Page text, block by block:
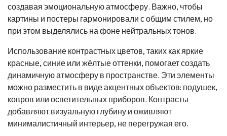
создавая эмоциональную атмосферу. Важно, чтобы
картины и постеры гармонировали с общим стилем, но
при этом выделялись на фоне нейтральных тонов.
Использование контрастных цветов, таких как яркие
красные, синие или жёлтые оттенки, помогает создать
динамичную атмосферу в пространстве. Эти элементы
можно разместить в виде акцентных объектов: подушек,
ковров или осветительных приборов. Контрасты
добавляют визуальную глубину и оживляют
минималистичный интерьер, не перегружая его.